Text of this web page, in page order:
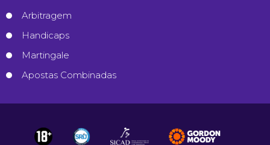
Arbitragem
Handicaps
Martingale
Apostas Combinadas